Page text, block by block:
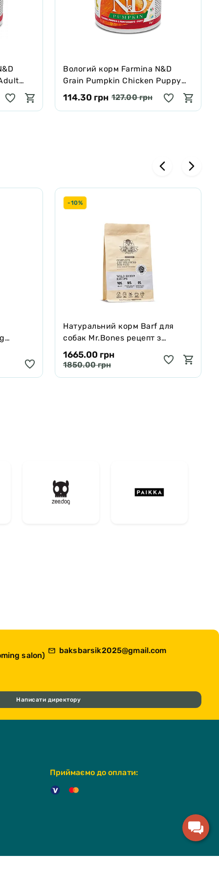
г
Вологий корм Farmina N&D
Grain Pumpkin Chicken Puppy
Mini для цуценят дрібних порід,
гарбуз/курка/гранат, 140г
114.30 грн 127.00 грн
250 мл
-10%
Натуральний корм Barf для
собак Mr.Bones рецепт з
Муфлона 1 кг
1665.00 грн
1850.00 грн
salon)
baksbarsik2025@gmail.com
Написати директору
Приймаємо до оплати: